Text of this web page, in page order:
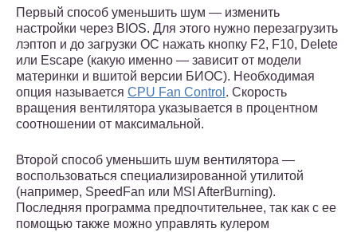
Первый способ уменьшить шум — изменить
настройки через BIOS. Для этого нужно перезагрузить
лэптоп и до загрузки ОС нажать кнопку F2, F10, Delete
или Escape (какую именно — зависит от модели
материнки и вшитой версии БИОС). Необходимая
опция называется CPU Fan Control . Скорость
вращения вентилятора указывается в процентном
соотношении от максимальной.
Второй способ уменьшить шум вентилятора —
воспользоваться специализированной утилитой
(например, SpeedFan или MSI AfterBurning).
Последняя программа предпочтительнее, так как с ее
помощью также можно управлять кулером